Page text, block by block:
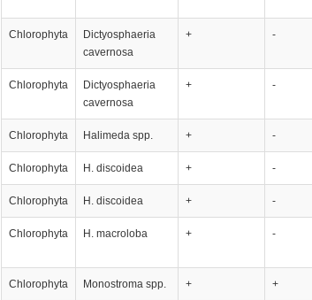
Chlorophyta
Dictyosphaeria
cavernosa
+ -
Chlorophyta
Dictyosphaeria
cavernosa
+ -
Chlorophyta Halimeda spp. + -
Chlorophyta H. discoidea + -
Chlorophyta H. discoidea + -
Chlorophyta H. macroloba + -
Chlorophyta Monostroma spp. + +